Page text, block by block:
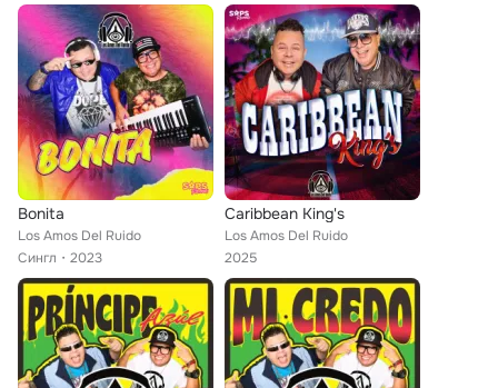
Bonita
Los Amos Del Ruido
Сингл
2023
Caribbean King's
Los Amos Del Ruido
2025